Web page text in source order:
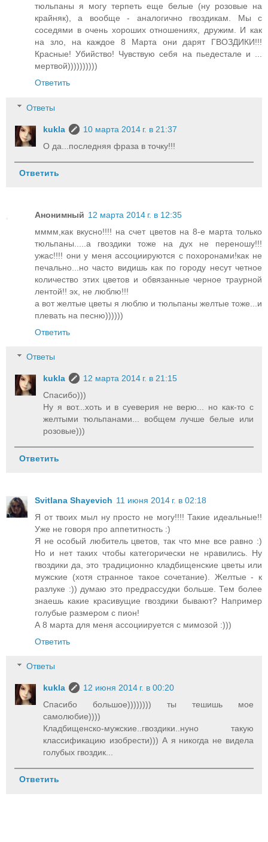
тюльпаны я могу терпеть еще белые (ну розовые на
крайняк), а вообще - аналогично гвоздикам. Мы с
соседями в очень хороших отношениях, дружим. И как
на зло, на каждое 8 Марта они дарят ГВОЗДИКИ!!!
Красные! Убийство! Чувствую себя на пьедестале и ...
мертвой))))))))))
Ответить
Ответы
kukla
10 марта 2014 г. в 21:37
О да...последняя фраза в точку!!!
Ответить
Анонимный 12 марта 2014 г. в 12:35
мммм,как вкусно!!!! на счет цветов на 8-е марта только
тюльпаны.....а гвоздики тоже на дух не переношу!!!
ужас!!!! они у меня ассоциируются с похоронами!как не
печально...но часто видишь как по городу несут четное
количество этих цветов и обвязанные черное траурной
лентой!! эх, не люблю!!!
а вот желтые цветы я люблю и тюльпаны желтые тоже...и
плевать на песню))))))
Ответить
Ответы
kukla
12 марта 2014 г. в 21:15
Спасибо)))
Ну я вот...хоть и в суеверия не верю... но как-то с
желтыми тюльпанами... вобщем лучше белые или
розовые)))
Ответить
Svitlana Shayevich 11 июня 2014 г. в 02:18
Я от твоих мыл ну просто не могу!!!! Такие идеальные!!
Уже не говоря про аппетитность :)
Я не особый любитель цветов, так что мне все равно :)
Но и нет таких чтобы категорически не нравились. Ну
гвоздики да, это традиционно кладбищенские цветы или
мужские (хотя странное такое сочетание). Желтые - к
разлуке :)) думаю это предрассудки больше. Тем более
знаешь какие красивущие гвоздики бывают? Например
голубые размером с пион!
А 8 марта для меня ассоциируется с мимозой :)))
Ответить
Ответы
kukla
12 июня 2014 г. в 00:20
Спасибо большое)))))))) ты тешишь мое
самолюбие))))
Кладбищенско-мужские..гвоздики..нуно такую
классификацию изобрести))) А я никогда не видела
голубых гвоздик...
Ответить